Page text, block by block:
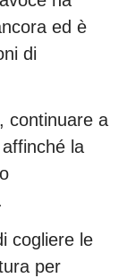
ed è
di
continuare a
la
cogliere le
per